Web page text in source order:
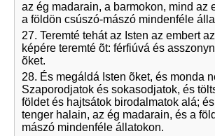
az ég madarain, a barmokon, mind az
a földön csúszó-mászó mindenféle
27. Teremté tehát az Isten az embert
képére teremté õt: férfiúvá és
õket.
28. És megáldá Isten õket, és monda
Szaporodjatok és sokasodjatok, és
földet és hajtsátok birodalmatok alá;
tenger halain, az ég madarain, és a
mászó mindenféle állatokon.